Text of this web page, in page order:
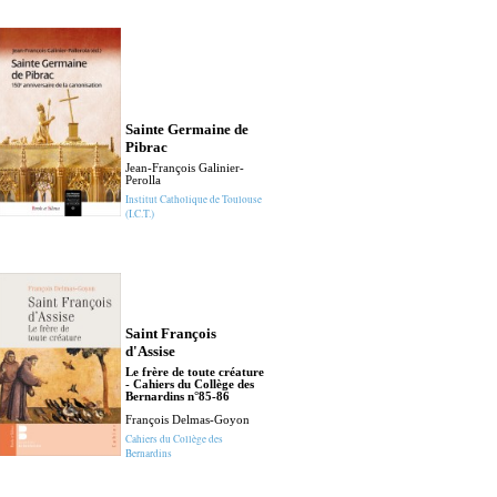
Sainte Germaine de
Pibrac
Jean-François Galinier-
Perolla
Institut Catholique de Toulouse
(I.C.T.)
Saint François
d'Assise
Le frère de toute créature
- Cahiers du Collège des
Bernardins n°85-86
François Delmas-Goyon
Cahiers du Collège des
Bernardins